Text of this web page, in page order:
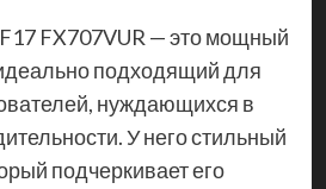
F17 FX707VUR — это мощный
подходящий для
нуждающихся в
У него стильный
подчеркивает его